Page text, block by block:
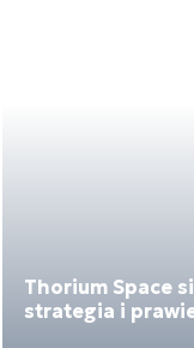
Thorium Space
strategia i